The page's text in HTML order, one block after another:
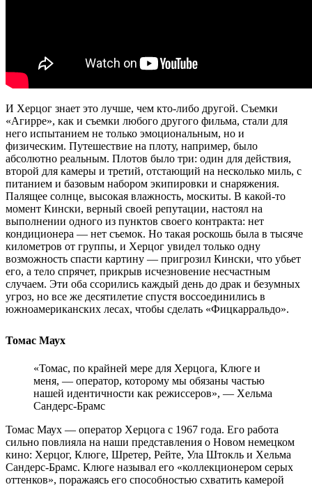
И Херцог знает это лучше, чем кто-либо другой. Съемки
«Агирре», как и съемки любого другого фильма, стали для
него испытанием не только эмоциональным, но и
физическим. Путешествие на плоту, например, было
абсолютно реальным. Плотов было три: один для действия,
второй для камеры и третий, отстающий на несколько миль, с
питанием и базовым набором экипировки и снаряжения.
Палящее солнце, высокая влажность, москиты. В какой-то
момент Кински, верный своей репутации, настоял на
выполнении одного из пунктов своего контракта: нет
кондиционера — нет съемок. Но такая роскошь была в тысяче
километров от группы, и Херцог увидел только одну
возможность спасти картину — пригрозил Кински, что убьет
его, а тело спрячет, прикрыв исчезновение несчастным
случаем. Эти оба ссорились каждый день до драк и безумных
угроз, но все же десятилетие спустя воссоединились в
южноамериканских лесах, чтобы сделать «Фицкарральдо».
Томас Маух
«Томас, по крайней мере для Херцога, Клюге и
меня, — оператор, которому мы обязаны частью
нашей идентичности как режиссеров», — Хельма
Сандерс-Брамс
Томас Маух — оператор Херцога с 1967 года. Его работа
сильно повлияла на наши представления о Новом немецком
кино: Херцог, Клюге, Шретер, Рейте, Ула Штокль и Хельма
Сандерс-Брамс. Клюге называл его «коллекционером серых
оттенков», поражаясь его способностью схватить камерой